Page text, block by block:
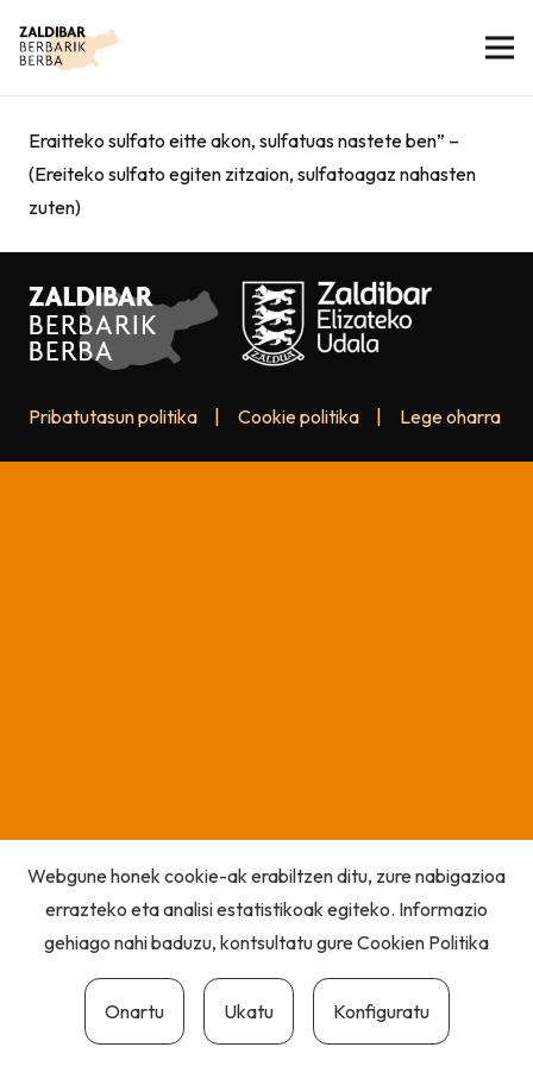
Eraitteko sulfato eitte akon, sulfatuas nastete ben” –
(Ereiteko sulfato egiten zitzaion, sulfatoagaz nahasten
zuten)
Pribatutasun politika Cookie politika Lege oharra
Webgune honek cookie-ak erabiltzen ditu, zure nabigazioa
errazteko eta analisi estatistikoak egiteko. Informazio
gehiago nahi baduzu, kontsultatu gureCookien Politika
Onartu Ukatu Konfiguratu